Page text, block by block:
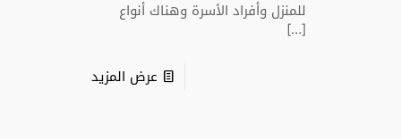
للمنزل وأفراد الأسرة وهناك أنواع
[…]
عرض المزيد